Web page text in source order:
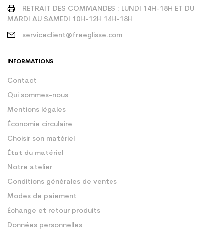
RETRAIT DES COMMANDES : LUNDI 14H-18H ET DU
MARDI AU SAMEDI 10H-12H 14H-18H
serviceclient@freeglisse.com
INFORMATIONS
Contact
Qui sommes-nous
Mentions légales
Économie circulaire
Choisir son matériel
État du matériel
Notre atelier
Conditions générales de ventes
Modes de paiement
Échange et retour produits
Données personnelles